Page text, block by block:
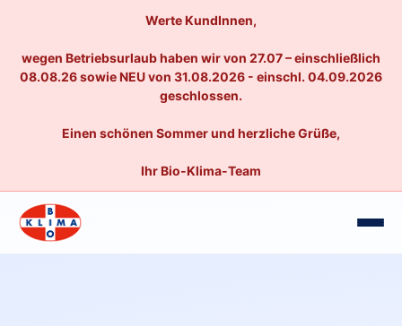
Werte KundInnen,
wegen Betriebsurlaub haben wir von 27.07 – einschließlich
08.08.26 sowie NEU von 31.08.2026 - einschl. 04.09.2026
geschlossen.
Einen schönen Sommer und herzliche Grüße,
Ihr Bio-Klima-Team